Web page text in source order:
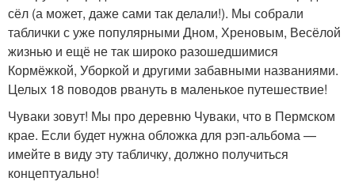
сёл (а может, даже сами так делали!). Мы собрали
таблички с уже популярными Дном, Хреновым, Весёлой
жизнью и ещё не так широко разошедшимися
Кормёжкой, Уборкой и другими забавными названиями.
Целых 18 поводов рвануть в маленькое путешествие!
Чуваки зовут! Мы про деревню Чуваки, что в Пермском
крае. Если будет нужна обложка для рэп-альбома —
имейте в виду эту табличку, должно получиться
концептуально!